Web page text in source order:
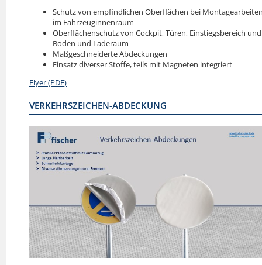
Schutz von empfindlichen Oberflächen bei
im Fahrzeuginnenraum
Oberflächenschutz von Cockpit, Türen, Einstiegsbereich und
Boden und Laderaum
Maßgeschneiderte Abdeckungen
Einsatz diverser Stoffe, teils mit Magneten integriert
Flyer (PDF)
VERKEHRSZEICHEN-ABDECKUNG